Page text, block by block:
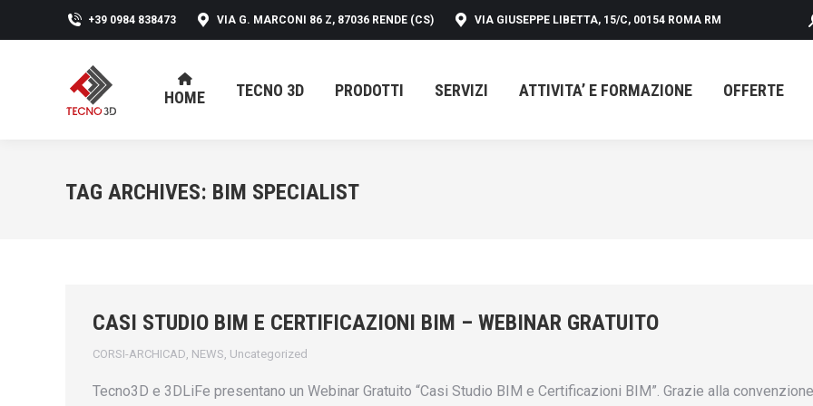
+39 0984 838473 VIA G. MARCONI 86 Z, 87036 RENDE (CS) VIA GIUSEPPE LIBETTA, 15/C, 00154 ROMA RM
HOME TECNO 3D PRODOTTI SERVIZI ATTIVITA’ E FORMAZIONE OFFERTE
TAG ARCHIVES: BIM SPECIALIST
CASI STUDIO BIM E CERTIFICAZIONI BIM – WEBINAR GRATUITO
CORSI-ARCHICAD, NEWS, Uncategorized
Tecno3D e 3DLiFe presentano un Webinar Gratuito “Casi Studio BIM e Certificazioni BIM”. Grazie alla
HOME SERVIZI